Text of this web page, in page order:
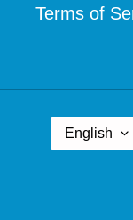
Terms of
A
English